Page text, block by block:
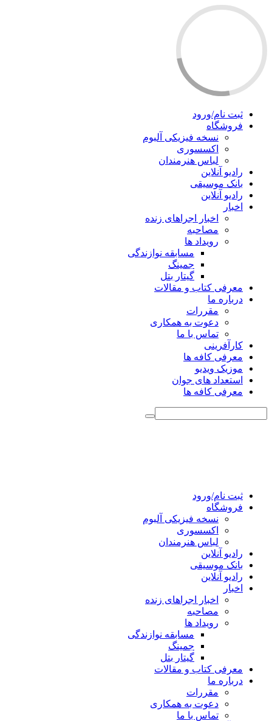
ثبت نام/ورود
فروشگاه
نسخه فیزیکی آلبوم
اکسسوری
لباس هنرمندان
رادیو آنلاین
بانک موسیقی
رادیو آنلاین
اخبار
اخبار اجراهای زنده
مصاحبه
رویداد ها
مسابقه نوازندگی
جمینگ
گیتار بتل
معرفی کتاب و مقالات
درباره ما
مقررات
دعوت به همکاری
تماس با ما
کارآفرینی
معرفی کافه ها
موزیک ویدیو
استعداد های جوان
معرفی کافه ها
ثبت نام/ورود
فروشگاه
نسخه فیزیکی آلبوم
اکسسوری
لباس هنرمندان
رادیو آنلاین
بانک موسیقی
رادیو آنلاین
اخبار
اخبار اجراهای زنده
مصاحبه
رویداد ها
مسابقه نوازندگی
جمینگ
گیتار بتل
معرفی کتاب و مقالات
درباره ما
مقررات
دعوت به همکاری
تماس با ما